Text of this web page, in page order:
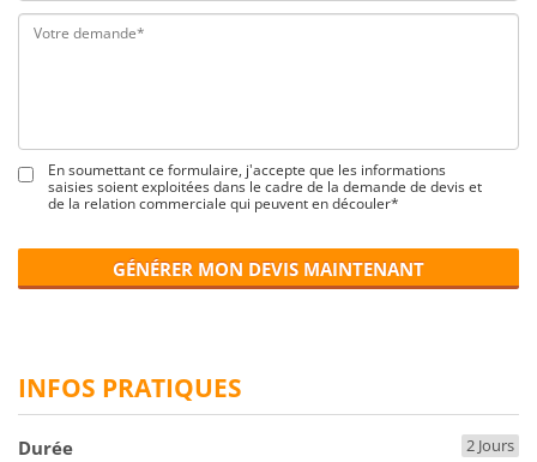
En soumettant ce formulaire, j'accepte que les informations
saisies soient exploitées dans le cadre de la demande de devis et
de la relation commerciale qui peuvent en découler*
GÉNÉRER MON DEVIS MAINTENANT
INFOS PRATIQUES
Durée 2 Jours